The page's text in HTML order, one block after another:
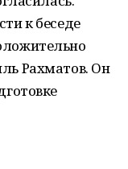
к беседе
Рахматов. Он